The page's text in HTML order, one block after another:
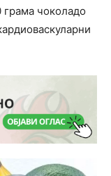
грама чоколадо